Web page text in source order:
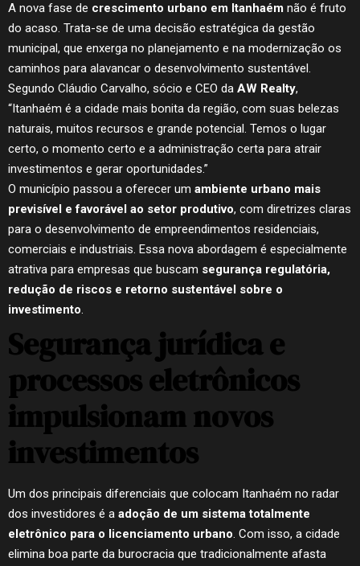
A nova fase de crescimento urbano em Itanhaém não é fruto
do acaso. Trata-se de uma decisão estratégica da gestão
municipal, que enxerga no planejamento e na modernização os
caminhos para alavancar o desenvolvimento sustentável.
Segundo Cláudio Carvalho, sócio e CEO da AW Realty,
“Itanhaém é a cidade mais bonita da região, com suas belezas
naturais, muitos recursos e grande potencial. Temos o lugar
certo, o momento certo e a administração certa para atrair
investimentos e gerar oportunidades.”
O município passou a oferecer um ambiente urbano mais
previsível e favorável ao setor produtivo, com diretrizes claras
para o desenvolvimento de empreendimentos residenciais,
comerciais e industriais. Essa nova abordagem é especialmente
atrativa para empresas que buscam segurança regulatória,
redução de riscos e retorno sustentável sobre o
investimento.
Segurança jurídica e
processos eletrônicos
impulsionam novos
investimentos
Um dos principais diferenciais que colocam Itanhaém no radar
dos investidores é a adoção de um sistema totalmente
eletrônico para o licenciamento urbano. Com isso, a cidade
elimina boa parte da burocracia que tradicionalmente afasta